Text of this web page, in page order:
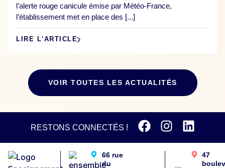
l’alerte rouge canicule émise par Météo-France,
l’établissement met en place des [...]
LIRE L'ARTICLE
VOIR TOUTES LES ACTUALITÉS
RESTONS CONNECTÉS !
66 rue
du
47